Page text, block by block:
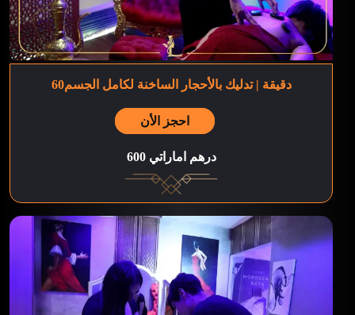
60دقيقة | تدليك بالأحجار الساخنة لكامل الجسم
احجز الأن
600 درهم اماراتي